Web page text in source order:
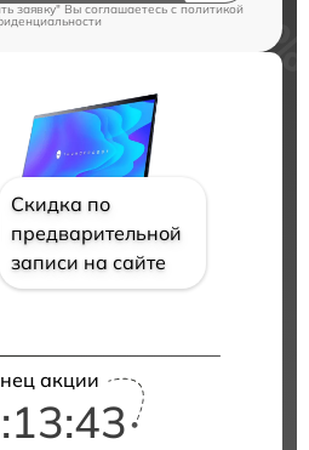
заявку" Вы соглашаетесь cполитикой
Скидка по
предварительной
записи на сайте
акции